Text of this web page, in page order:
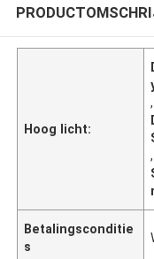
Hoog licht:
,
,
Betalingsconditie
s